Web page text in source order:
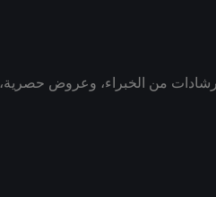
من الخبراء، وعروض حصرية،